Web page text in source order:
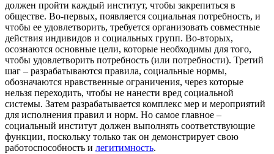
должен пройти каждый институт, чтобы закрепиться в
обществе. Во-первых, появляется социальная потребность, и
чтобы ее удовлетворить, требуется организовать совместные
действия индивидов и социальных групп. Во-вторых,
осознаются основные цели, которые необходимы для того,
чтобы удовлетворить потребность (или потребности). Третий
шаг – разрабатываются правила, социальные нормы,
обозначаются нравственные ограничения, через которые
нельзя переходить, чтобы не нанести вред социальной
системы. Затем разрабатывается комплекс мер и мероприятий
для исполнения правил и норм. Но самое главное –
социальный институт должен выполнять соответствующие
функции, поскольку только так он демонстрирует свою
работоспособность и легитимность.